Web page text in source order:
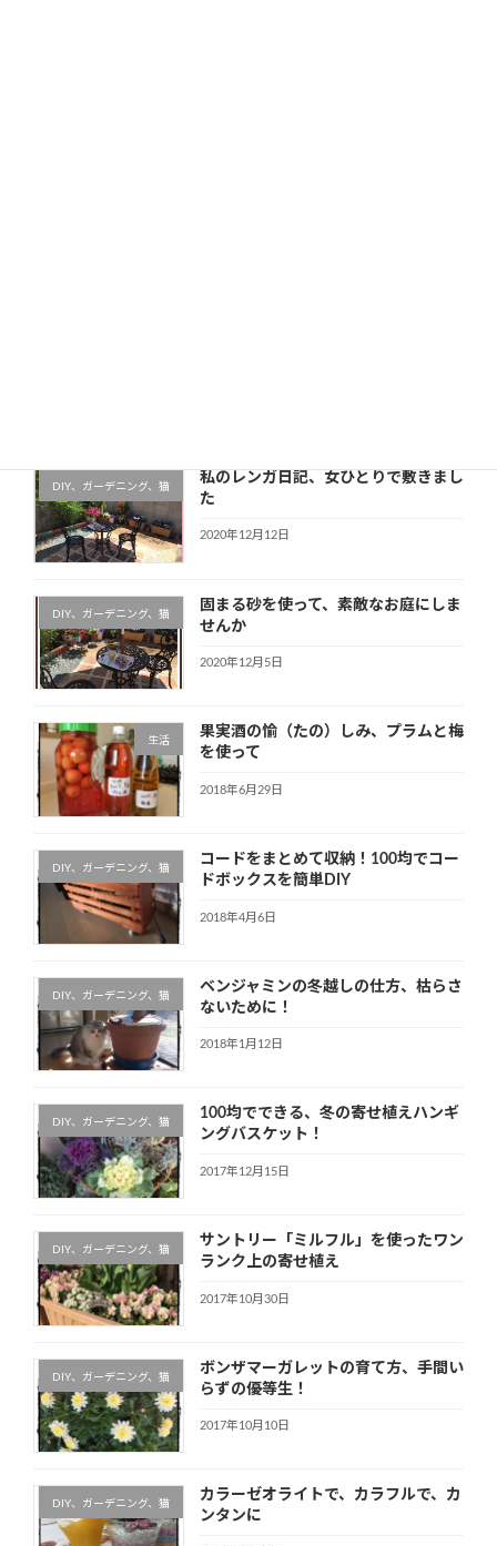
DIY、ガーデニング、猫
私のレンガ日記、女ひとりで敷きまし
た
2020年12月12日
DIY、ガーデニング、猫
固まる砂を使って、素敵なお庭にしま
せんか
2020年12月5日
生活
果実酒の愉（たの）しみ、プラムと梅
を使って
2018年6月29日
DIY、ガーデニング、猫
コードをまとめて収納！100均でコー
ドボックスを簡単DIY
2018年4月6日
DIY、ガーデニング、猫
ベンジャミンの冬越しの仕方、枯らさ
ないために！
2018年1月12日
DIY、ガーデニング、猫
100均でできる、冬の寄せ植えハンギ
ングバスケット！
2017年12月15日
DIY、ガーデニング、猫
サントリー「ミルフル」を使ったワン
ランク上の寄せ植え
2017年10月30日
DIY、ガーデニング、猫
ボンザマーガレットの育て方、手間い
らずの優等生！
2017年10月10日
DIY、ガーデニング、猫
カラーゼオライトで、カラフルで、カ
ンタンに